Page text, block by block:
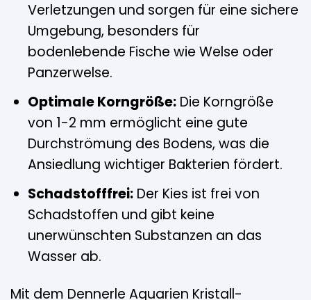
Verletzungen und sorgen für eine sichere
Umgebung, besonders für
bodenlebende Fische wie Welse oder
Panzerwelse.
Optimale Korngröße:Die Korngröße
von 1-2 mm ermöglicht eine gute
Durchströmung des Bodens, was die
Ansiedlung wichtiger Bakterien fördert.
Schadstofffrei:Der Kies ist frei von
Schadstoffen und gibt keine
unerwünschten Substanzen an das
Wasser ab.
Mit dem Dennerle Aquarien Kristall-